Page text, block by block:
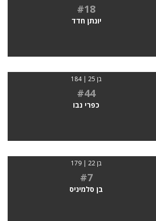
#18
יונתן חדד
בן 25 | 184
#44
כפרי נבו
בן 22 | 179
#7
בן סלמיניס